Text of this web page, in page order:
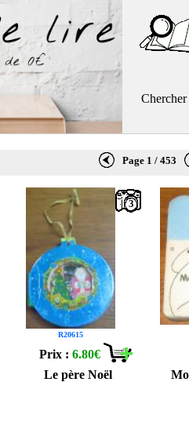
Chercher
Page 1 / 453
R20615
3
Prix :6.80€
Le père Noël